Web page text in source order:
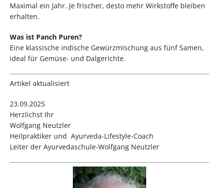
Maximal ein Jahr. Je frischer, desto mehr Wirkstoffe bleiben
erhalten.
Was ist Panch Puren?
Eine klassische indische Gewürzmischung aus fünf Samen,
ideal für Gemüse- und Dalgerichte.
Artikel aktualisiert
23.09.2025
Herzlichst Ihr
Wolfgang Neutzler
Heilpraktiker und Ayurveda-Lifestyle-Coach
Leiter der Ayurvedaschule-Wolfgang Neutzler